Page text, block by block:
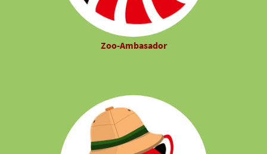
Zoo-Ambasador